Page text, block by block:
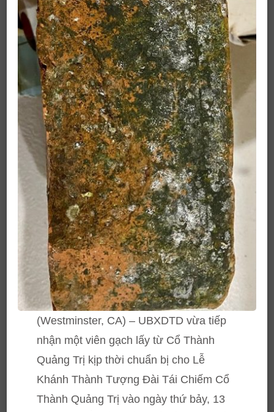
(Westminster, CA) – UBXDTD vừa tiếp
nhận một viên gạch lấy từ Cổ Thành
Quảng Trị kịp thời chuẩn bị cho Lễ
Khánh Thành Tượng Đài Tái Chiếm Cổ
Thành Quảng Trị vào ngày thứ bảy, 13